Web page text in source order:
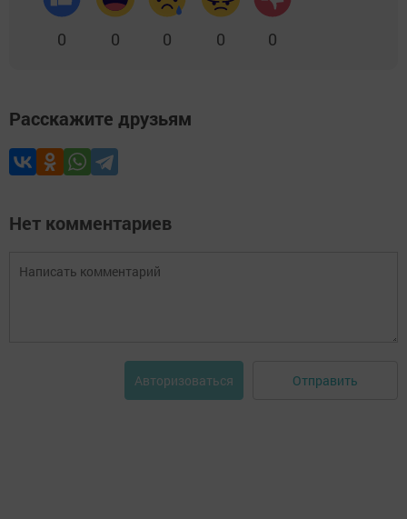
0 0 0 0 0
Расскажите друзьям
Нет комментариев
Авторизоваться Отправить